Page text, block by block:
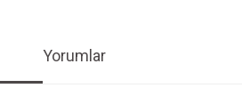
Yorumlar